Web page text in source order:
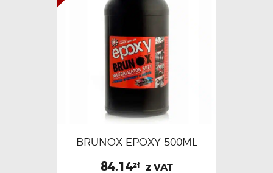
BRUNOX EPOXY 500ML
84.14zł z VAT